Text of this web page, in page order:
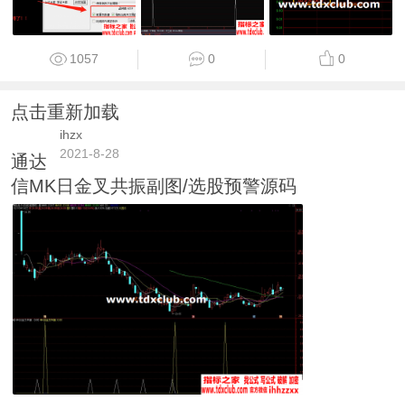
1057 0 0
点击重新加载
ihzx
2021-8-28
通达
信MK日金叉共振副图/选股预警源码